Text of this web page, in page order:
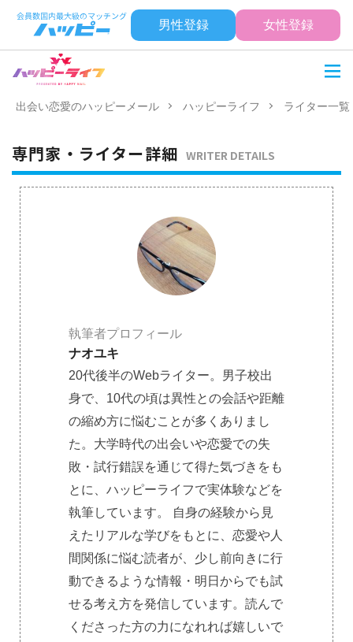
男性登録 女性登録
出会い恋愛のハッピーメール ハッピーライフ ライター一覧
専門家・ライター詳細 WRITER DETAILS
執筆者プロフィール
ナオユキ
20代後半のWebライター。男子校出
身で、10代の頃は異性との会話や距離
の縮め方に悩むことが多くありまし
た。大学時代の出会いや恋愛での失
敗・試行錯誤を通じて得た気づきをも
とに、ハッピーライフで実体験などを
執筆しています。 自身の経験から見
えたリアルな学びをもとに、恋愛や人
間関係に悩む読者が、少し前向きに行
動できるような情報・明日からでも試
せる考え方を発信しています。読んで
くださった方の力になれれば嬉しいで